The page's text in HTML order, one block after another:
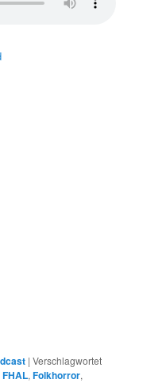
|Verschlagwortet
FHAL,Folkhorror,